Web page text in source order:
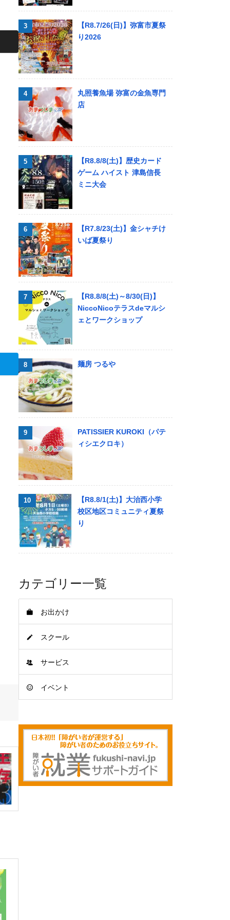
【R8.7/26(日)】弥富市夏祭
り2026
丸照養魚場 弥富の金魚専門
店
【R8.8/8(土)】歴史カード
ゲーム ハイスト 津島信長
ミニ大会
【R7.8/23(土)】金シャチけ
いば夏祭り
【R8.8/8(土)～8/30(日)】
NiccoNicoテラスdeマルシ
ェとワークショップ
麺房 つるや
PATISSIER KUROKI（パテ
ィシエクロキ）
【R8.8/1(土)】大治西小学
校区地区コミュニティ夏祭
り
カテゴリー一覧
お出かけ
スクール
サービス
イベント